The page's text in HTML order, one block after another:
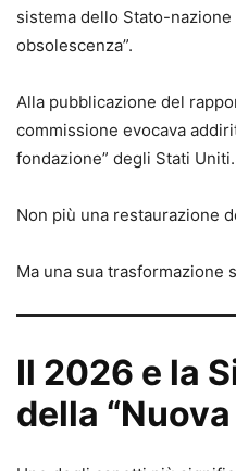
sistema dello Stato-
obsolescenza”.
Alla pubblicazione del
commissione evocava
fondazione” degli Stati Uniti.
Non più una restaurazione
Ma una sua trasformazione
Il 2026 e la
della